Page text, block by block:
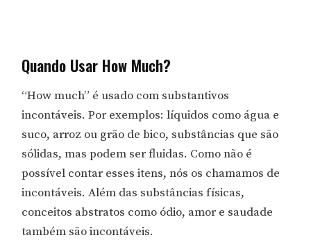
Quando Usar How Much?
“How much” é usado com substantivos
incontáveis. Por exemplos: líquidos como água e
suco, arroz ou grão de bico, substâncias que são
sólidas, mas podem ser fluidas. Como não é
possível contar esses itens, nós os chamamos de
incontáveis. Além das substâncias físicas,
conceitos abstratos como ódio, amor e saudade
também são incontáveis.